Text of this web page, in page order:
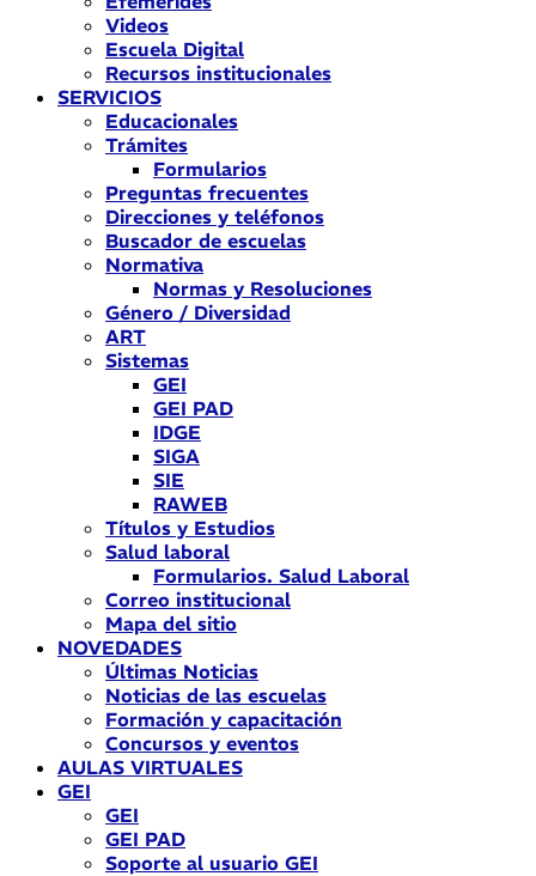
Videos
Escuela Digital
Recursos institucionales
SERVICIOS
Educacionales
Trámites
Formularios
Preguntas frecuentes
Direcciones y teléfonos
Buscador de escuelas
Normativa
Normas y Resoluciones
Género / Diversidad
ART
Sistemas
GEI
GEI PAD
IDGE
SIGA
SIE
RAWEB
Títulos y Estudios
Salud laboral
Formularios. Salud Laboral
Correo institucional
Mapa del sitio
NOVEDADES
Últimas Noticias
Noticias de las escuelas
Formación y capacitación
Concursos y eventos
AULAS VIRTUALES
GEI
GEI
GEI PAD
Soporte al usuario GEI